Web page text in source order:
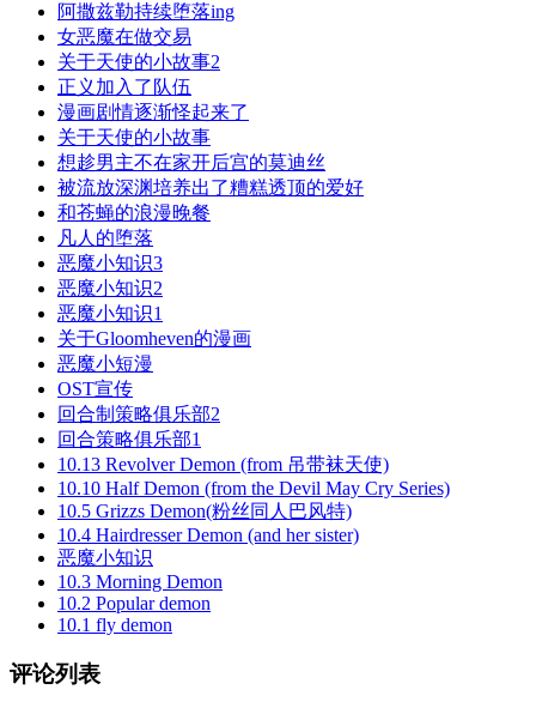
阿撒兹勒持续堕落ing
女恶魔在做交易
关于天使的小故事2
正义加入了队伍
漫画剧情逐渐怪起来了
关于天使的小故事
想趁男主不在家开后宫的莫迪丝
被流放深渊培养出了糟糕透顶的爱好
和苍蝇的浪漫晚餐
凡人的堕落
恶魔小知识3
恶魔小知识2
恶魔小知识1
关于Gloomheven的漫画
恶魔小短漫
OST宣传
回合制策略俱乐部2
回合策略俱乐部1
10.13 Revolver Demon (from 吊带袜天使)
10.10 Half Demon (from the Devil May Cry Series)
10.5 Grizzs Demon(粉丝同人巴风特)
10.4 Hairdresser Demon (and her sister)
恶魔小知识
10.3 Morning Demon
10.2 Popular demon
10.1 fly demon
评论列表